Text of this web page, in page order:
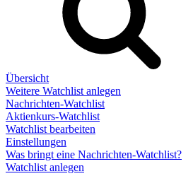
Übersicht
Weitere Watchlist anlegen
Nachrichten-Watchlist
Aktienkurs-Watchlist
Watchlist bearbeiten
Einstellungen
Was bringt eine Nachrichten-Watchlist?
Watchlist anlegen